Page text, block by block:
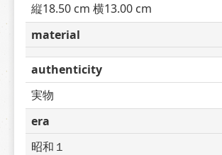
縦18.50 cm 横13.00 cm
material
authenticity
実物
era
昭和１